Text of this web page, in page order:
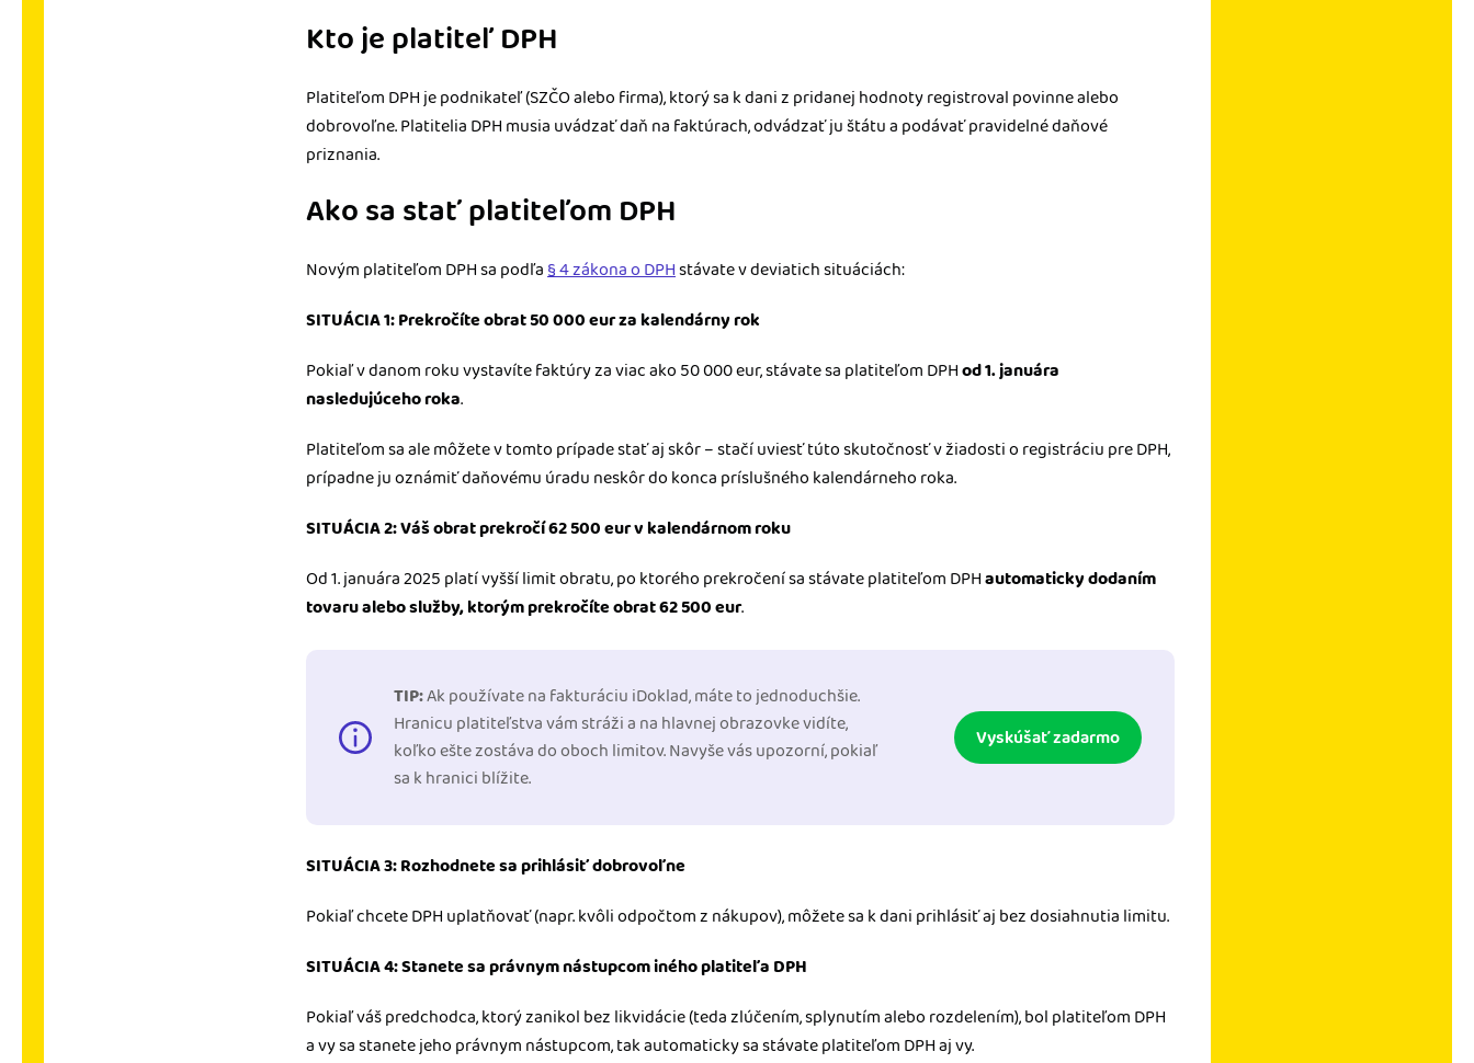
Kto je platiteľ DPH
Platiteľom DPH je podnikateľ (SZČO alebo firma), ktorý sa k dani z pridanej hodnoty registroval povinne alebo
dobrovoľne. Platitelia DPH musia uvádzať daň na faktúrach, odvádzať ju štátu a podávať pravidelné daňové
priznania.
Ako sa stať platiteľom DPH
Novým platiteľom DPH sa podľa§ 4 zákona o DPHstávate v deviatich situáciách:
SITUÁCIA 1: Prekročíte obrat 50 000 eur za kalendárny rok
Pokiaľ v danom roku vystavíte faktúry za viac ako 50 000 eur, stávate sa platiteľom DPHod 1. januára
nasledujúceho roka.
Platiteľom sa ale môžete v tomto prípade stať aj skôr – stačí uviesť túto skutočnosť v žiadosti o registráciu pre DPH,
prípadne ju oznámiť daňovému úradu neskôr do konca príslušného kalendárneho roka.
SITUÁCIA 2: Váš obrat prekročí 62 500 eur v kalendárnom roku
Od 1. januára 2025 platí vyšší limit obratu, po ktorého prekročení sa stávate platiteľom DPHautomaticky dodaním
tovaru alebo služby, ktorým prekročíte obrat 62 500 eur.
TIP:Ak používate na fakturáciu iDoklad, máte to jednoduchšie.
Hranicu platiteľstva vám stráži a na hlavnej obrazovke vidíte,
koľko ešte zostáva do oboch limitov. Navyše vás upozorní, pokiaľ
sa k hranici blížite.
Vyskúšať zadarmo
SITUÁCIA 3: Rozhodnete sa prihlásiť dobrovoľne
Pokiaľ chcete DPH uplatňovať (napr. kvôli odpočtom z nákupov), môžete sa k dani prihlásiť aj bez dosiahnutia limitu.
SITUÁCIA 4: Stanete sa právnym nástupcom iného platiteľa DPH
Pokiaľ váš predchodca, ktorý zanikol bez likvidácie (teda zlúčením, splynutím alebo rozdelením), bol platiteľom DPH
a vy sa stanete jeho právnym nástupcom, tak automaticky sa stávate platiteľom DPH aj vy.